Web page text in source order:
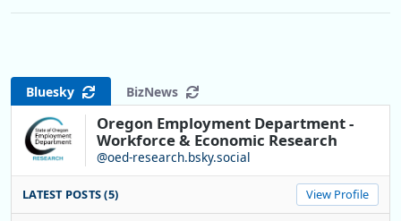
Bluesky BizNews
Oregon Employment Department -
Workforce & Economic Research
@oed-research.bsky.social
LATEST POSTS (5) View Profile